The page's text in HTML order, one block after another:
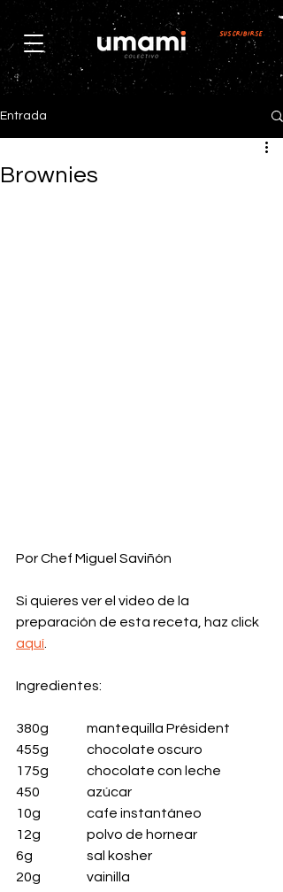
Suscribirse
Entrada
Brownies
Por Chef Miguel Saviñón
Si quieres ver el video de la
preparación de esta receta, haz click
aquí
Ingredientes:
380g 	mantequilla Président
455g 	chocolate oscuro
175g 	chocolate con leche
450 		azúcar
10g 		cafe instantáneo
12g 		polvo de hornear
6g 		sal kosher
20g 		vainilla